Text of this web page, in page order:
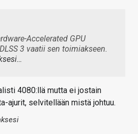
Accelerated GPU
3 vaatii sen toimiakseen.
4080:llä mutta ei jostain
ajurit, selvitellään mistä johtuu.